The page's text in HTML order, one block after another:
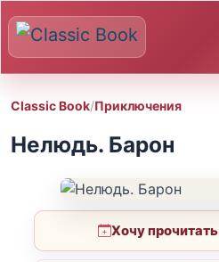
Classic Book/Приключения
Нелюдь. Барон
Хочу прочитать